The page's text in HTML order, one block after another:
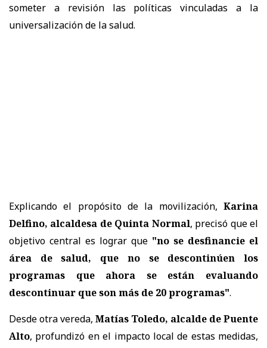
someter a revisión las políticas vinculadas a la
universalización de la salud.
Explicando el propósito de la movilización, Karina
Delfino, alcaldesa de Quinta Normal, precisó que el
objetivo central es lograr que "no se desfinancie el
área de salud, que no se descontinúen los
programas que ahora se están evaluando
descontinuar que son más de 20 programas".
Desde otra vereda, Matías Toledo, alcalde de Puente
Alto, profundizó en el impacto local de estas medidas,